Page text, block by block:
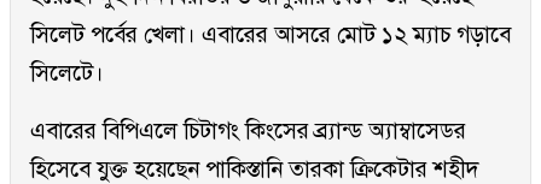
সিলেট পর্বের খেলা। এবারের আসরে মোট ১২ ম্যাচ গড়াবে
সিলেটে।
এবারের বিপিএলে চিটাগং কিংসের ব্র্যান্ড অ্যাম্বাসেডর
হিসেবে যুক্ত হয়েছেন পাকিস্তানি তারকা ক্রিকেটার শহীদ